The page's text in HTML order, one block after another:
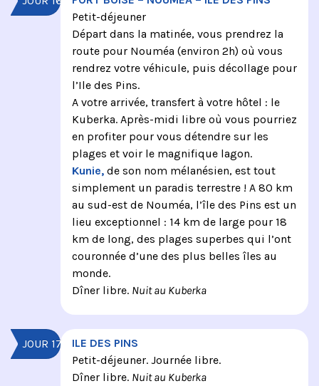
Petit-déjeuner
Départ dans la matinée, vous prendrez la
route pour Nouméa (environ 2h) où vous
rendrez votre véhicule, puis décollage pour
l’Ile des Pins.
A votre arrivée, transfert à votre hôtel : le
Kuberka. Après-midi libre où vous pourriez
en profiter pour vous détendre sur les
plages et voir le magnifique lagon.
Kunie, de son nom mélanésien, est tout
simplement un paradis terrestre ! A 80 km
au sud-est de Nouméa, l’île des Pins est un
lieu exceptionnel : 14 km de large pour 18
km de long, des plages superbes qui l’ont
couronnée d’une des plus belles îles au
monde.
Dîner libre. Nuit au Kuberka
JOUR 17
ILE DES PINS
Petit-déjeuner. Journée libre.
Dîner libre. Nuit au Kuberka